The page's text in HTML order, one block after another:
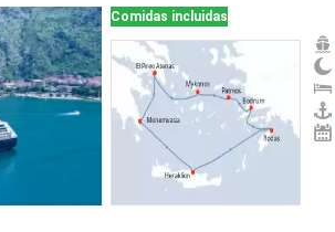
Comidas incluidas